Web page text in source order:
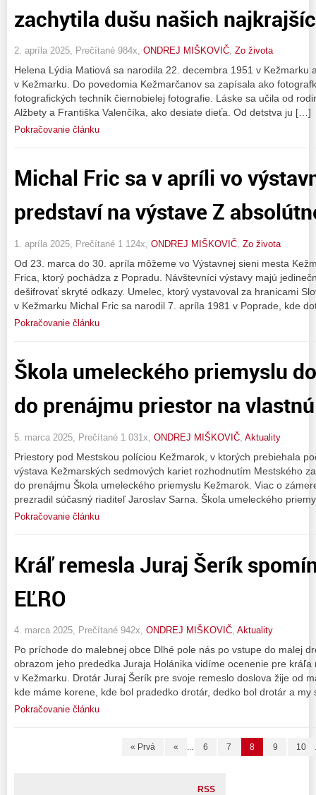
zachytila ​​dušu našich
2. apríla 2025, Prečítané 984x, ONDREJ MIŠKOVIČ, Zo života
Helena Lýdia Matiová sa narodila 22. decembra 1951 v Kežmarku
v Kežmarku. Do povedomia Kežmarčanov sa zapísala ako
fotografických techník čiernobielej fotografie. Láske sa učila od
Alžbety a Františka Valenčíka, ako desiate dieťa. Od detstva ju […]
Pokračovanie článku
Michal Fric sa v apríli vo
predstaví na výstave Z
1. apríla 2025, Prečítané 1 124x, ONDREJ MIŠKOVIČ Zo života
Od 23. marca do 30. apríla môžeme vo Výstavnej sieni mesta
Frica, ktorý pochádza z Popradu. Návštevníci výstavy majú
dešifrovať skryté odkazy. Umelec, ktorý vystavoval za hranicami
v Kežmarku Michal Fric sa narodil 7. apríla 1981 v Poprade, kde
Pokračovanie článku
Škola umeleckého priemyslu
do prenájmu priestor na
5. marca 2025, Prečítané 1 031x, ONDREJ MIŠKOVIČ Aktuality
Priestory pod Mestskou políciou Kežmarok, v ktorých prebiehala
výstava Kežmarských sedmových kariet rozhodnutím Mestského
do prenájmu Škola umeleckého priemyslu Kežmarok. Viac o
prezradil súčasný riaditeľ Jaroslav Sarna. Škola umeleckého
Pokračovanie článku
Kráľ remesla Juraj Šerík
EĽRO
4. marca 2025, Prečítané 942x, ONDREJ MIŠKOVIČ, Aktuality
Po príchode do malebnej obce Dlhé pole nás po vstupe do malej
obrazom jeho prededka Juraja Holánika vidíme ocenenie pre
v Kežmarku. Drotár Juraj Šerík pre svoje remeslo doslova žije od
kde máme korene, kde bol pradedko drotár, dedko bol drotár a
Pokračovanie článku
« Prvá « ... 6 7 8 9 10
RSS